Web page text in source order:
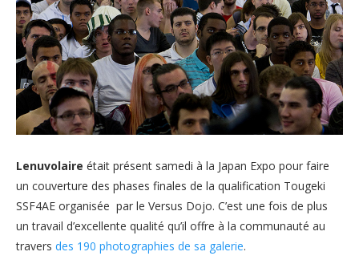
Lenuvolaire était présent samedi à la Japan Expo pour faire
un couverture des phases finales de la qualification Tougeki
SSF4AE organisée par le Versus Dojo. C’est une fois de plus
un travail d’excellente qualité qu’il offre à la communauté au
travers des 190 photographies de sa galerie.